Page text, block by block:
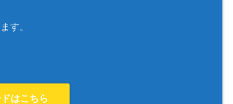
す。
はこちら